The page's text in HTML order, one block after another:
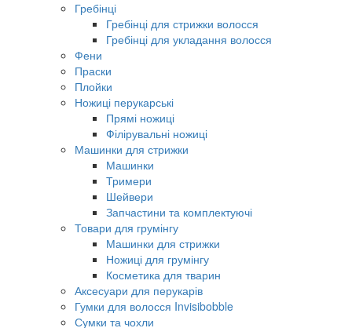
Гребінці
Гребінці для стрижки волосся
Гребінці для укладання волосся
Фени
Праски
Плойки
Ножиці перукарські
Прямі ножиці
Філірувальні ножиці
Машинки для стрижки
Машинки
Тримери
Шейвери
Запчастини та комплектуючі
Товари для грумінгу
Машинки для стрижки
Ножиці для грумінгу
Косметика для тварин
Аксесуари для перукарів
Гумки для волосся Invisibobble
Сумки та чохли